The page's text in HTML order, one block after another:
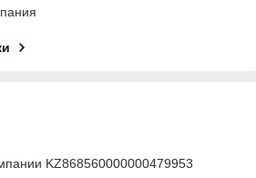
KZ868560000000479953